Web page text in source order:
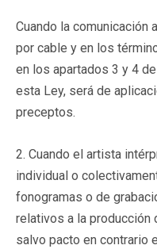
Cuando la
por cable y en los
en los apartados 3 y 4
esta Ley, será de
preceptos.
2. Cuando el artista
individual o
fonogramas o de
relativos a la producción
salvo pacto en contrario